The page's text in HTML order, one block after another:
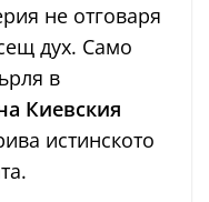
не отговаря
дух. Само
в
Киевския
истинското